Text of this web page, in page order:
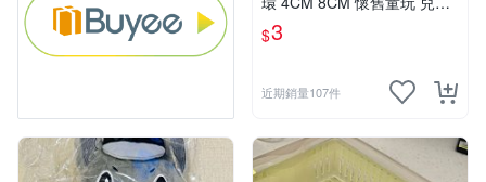
玩具 夜市套圈圈 塑膠套環 遊
戲道具 套環
$3
近期銷量107件